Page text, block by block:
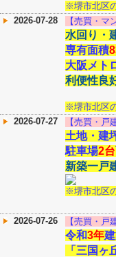
※堺市北区
2026-07-28
【売買・マ
水回り・
専有面積
大阪メト
利便性良
※堺市北区
2026-07-27
【売買・戸
土地・建
駐車場2台
新築一戸
※堺市北区
2026-07-26 【売買・戸
令和3年
「三国ヶ